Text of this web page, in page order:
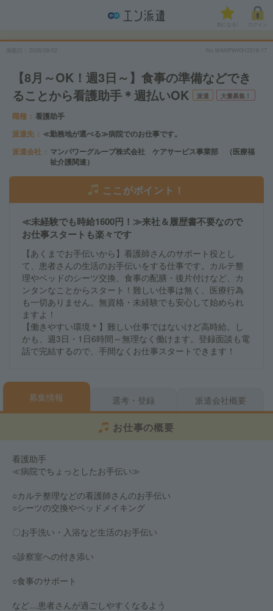
気になる!
No.MANPWK912516-17
【8月～OK！週3日～】食事の準備などでき
ることから看護助手＊週払いOK
派遣 大量募集！
職種
看護助手
派遣先
≪勤務地が選べる≫病院でのお仕事です。
派遣会社
マンパワーグループ株式会社 ケアサービス事業部 （医療福
祉介護関連）
ここがポイント！
≪未経験でも時給1600円！≫来社＆履歴書不要なので
お仕事スタートも楽々です
【あくまでお手伝いから】看護師さんのサポート役とし
て、患者さんの生活のお手伝いをする仕事です。カルテ整
理やベッドのシーツ交換、食事の配膳・後片付けなど、カ
ンタンなことからスタート！難しい仕事は無く、医療行為
も一切ありません。無資格・未経験でも安心して始められ
ますよ！
【働きやすい環境＊】難しい仕事ではないけど高時給。し
かも、週3日・1日6時間～無理なく働けます。登録面談も電
話で完結するので、手間なくお仕事スタートできます！
募集情報 選考・登録 派遣会社概要
お仕事の概要
看護助手
≪病院でちょっとしたお手伝い≫
○カルテ整理などの看護師さんのお手伝い
○シーツの交換やベッドメイキング
〇お手洗い・入浴など生活のお手伝い
○診察室への付き添い
○食事のサポート
など…患者さんが過ごしやすくなるよう